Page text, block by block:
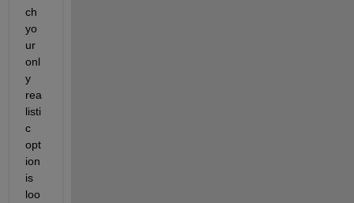
ch
yo
ur
onl
y
rea
listi
c
opt
ion
is
loo